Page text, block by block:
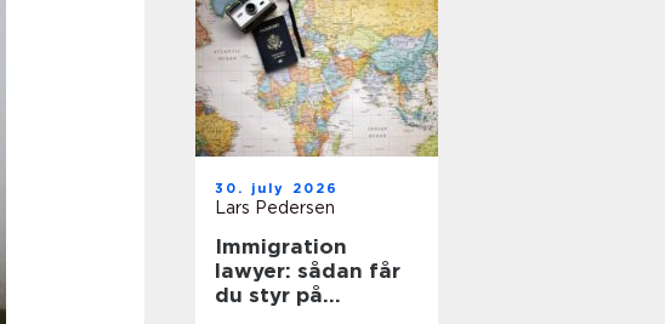
30. july 2026
Lars Pedersen
Immigration
lawyer: sådan får
du styr på